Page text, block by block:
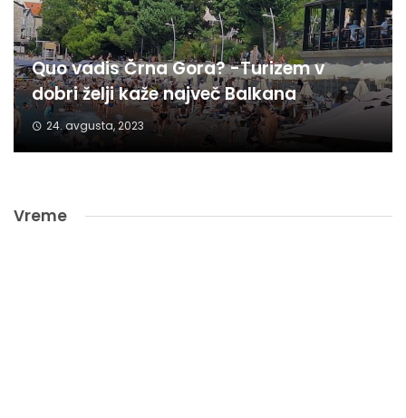
Quo vadis Črna Gora? -Turizem v
dobri želji kaže največ Balkana
24. avgusta, 2023
Vreme